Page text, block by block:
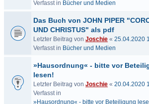
Verfasst in Bücher und Medien
Das Buch von JOHN PIPER
UND CHRISTUS" als pdf
Letzter Beitrag von Joschie « 25.04.2020
Verfasst in Bücher und Medien
»Hausordnung« - bitte vor
lesen!
Letzter Beitrag von Joschie « 20.04.2020
Verfasst in
»Hausordnung« - bitte vor Beteiligung